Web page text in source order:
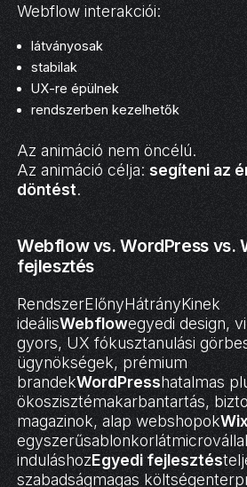
Webflow interakciói:
látványosak
stabilak
UX-re épülnek
rendszerben kezelhetők
Az animáció nem öncélú.
Az animáció célja: segíteni az
döntést.
Webflow vs. WordPress vs.
fejlesztés
RendszerElőnyHátrányKinek
ideálisWebflowegyedi design,
gyors, UX fókusztanulási
ügynökségek, prémium
brandekWordPresshatalmas
ökoszisztémakarbantartás,
magazinok, alap webshopokWix
induláshozEgyedi fejlesztés
szabadságmagas